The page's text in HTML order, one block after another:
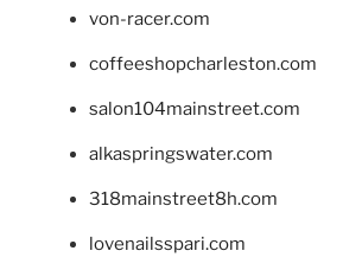
von-racer.com
coffeeshopcharleston.com
salon104mainstreet.com
alkaspringswater.com
318mainstreet8h.com
lovenailsspari.com